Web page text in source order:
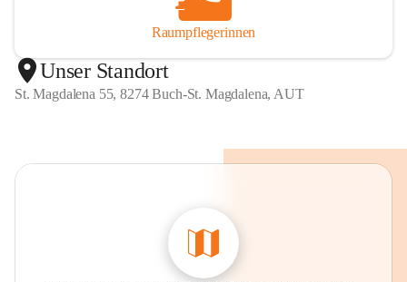
Raumpflegerinnen
Unser Standort
St. Magdalena 55, 8274 Buch-St. Magdalena, AUT